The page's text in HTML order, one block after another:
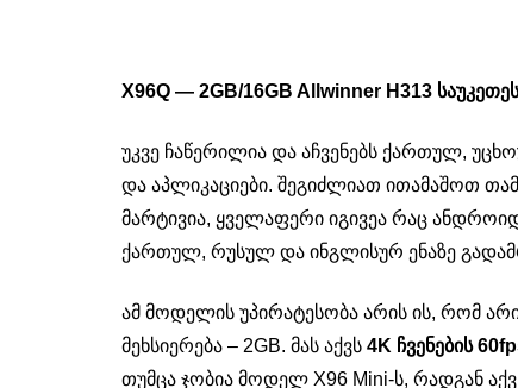
X96Q — 2GB/16GB Allwinner H313
უკვე ჩაწერილია და აჩვენებს ქართულ,
და აპლიკაციები. შეგიძლიათ ითამაშოთ
მარტივია, ყველაფერი იგივეა რაც
ქართულ, რუსულ და ინგლისურ ენაზე
ამ მოდელის უპირატესობა არის ის, რომ
მეხსიერება – 2GB. მას აქვს 4K ჩვენების
თუმცა ჯობია მოდელ X96 Mini-ს, რადგან